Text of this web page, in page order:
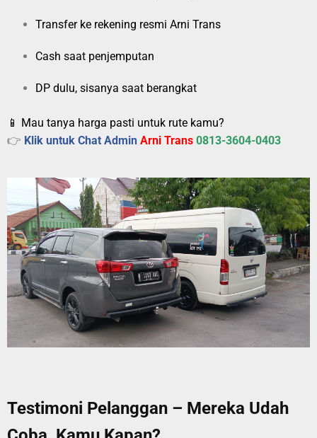
Transfer ke rekening resmi Arni Trans
Cash saat penjemputan
DP dulu, sisanya saat berangkat
📱 Mau tanya harga pasti untuk rute kamu?
👉 Klik untuk Chat Admin Arni Trans 0813-3604-0403
Testimoni Pelanggan – Mereka Udah